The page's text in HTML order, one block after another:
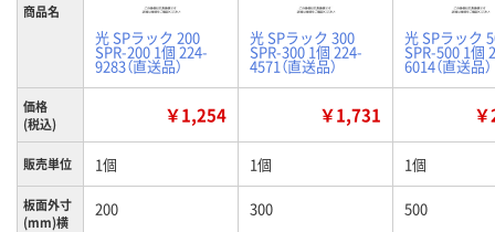
商品名
光 SPラック 200
SPR-200 1個 224-
9283（直送品）
光 SPラック 300
SPR-300 1個 224-
4571（直送品）
光 SPラック
SPR-500 1個
6014（直送品）
価格
(税込)
￥1,254 ￥1,731
販売単位 1個 1個 1個
板面外寸
(mm)横
200 300 500